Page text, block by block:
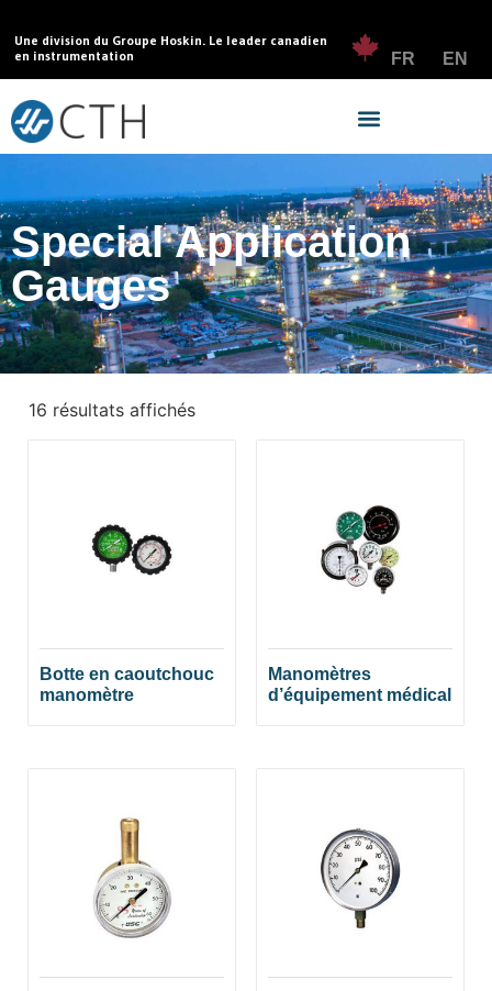
Une division du Groupe Hoskin. Le leader canadien
en instrumentation
FR EN
Special Application
Gauges
16 résultats affichés
Botte en caoutchouc
manomètre
Manomètres
d’équipement médical